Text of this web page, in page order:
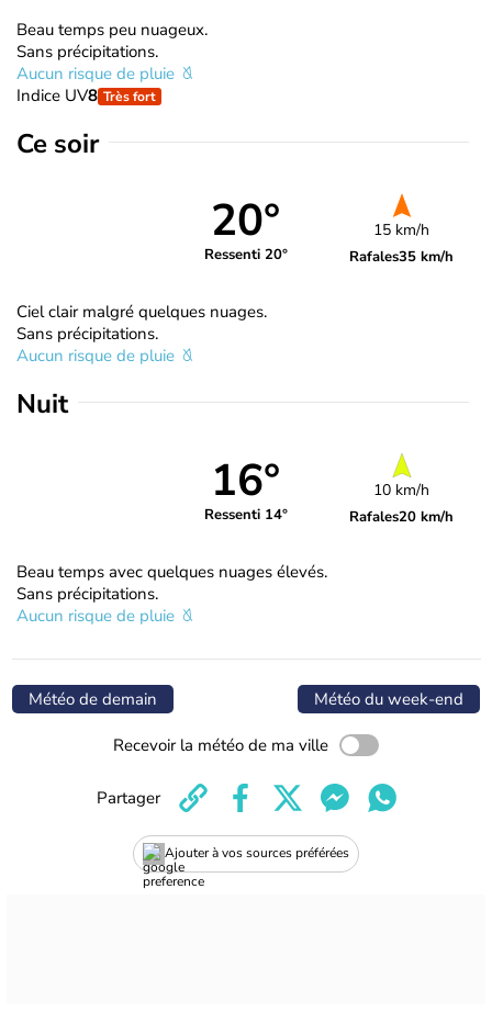
Beau temps peu nuageux.
Sans précipitations.
Aucun risque de pluie
Indice UV8 Très fort
Ce soir
20°
Ressenti 20°
15 km/h
Rafales35 km/h
Ciel clair malgré quelques nuages.
Sans précipitations.
Aucun risque de pluie
Nuit
16°
Ressenti 14°
10 km/h
Rafales20 km/h
Beau temps avec quelques nuages élevés.
Sans précipitations.
Aucun risque de pluie
Météo de demain Météo du week-end
Recevoir la météo de ma ville
Ajouter à vos sources préférées
Partager